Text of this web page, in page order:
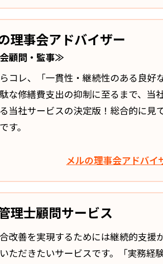
理事会アドバイザー
顧問・監事≫
コレ、「一貫性・継続性のある良好
な修繕費支出の抑制に至るまで、当
当社サービスの決定版！総合的に見
す。
メルの理事会アドバイ
理士顧問サービス
改善を実現するためには継続的支
ただきたいサービスです。「実務経
・お客様の声
あるご質問
ム